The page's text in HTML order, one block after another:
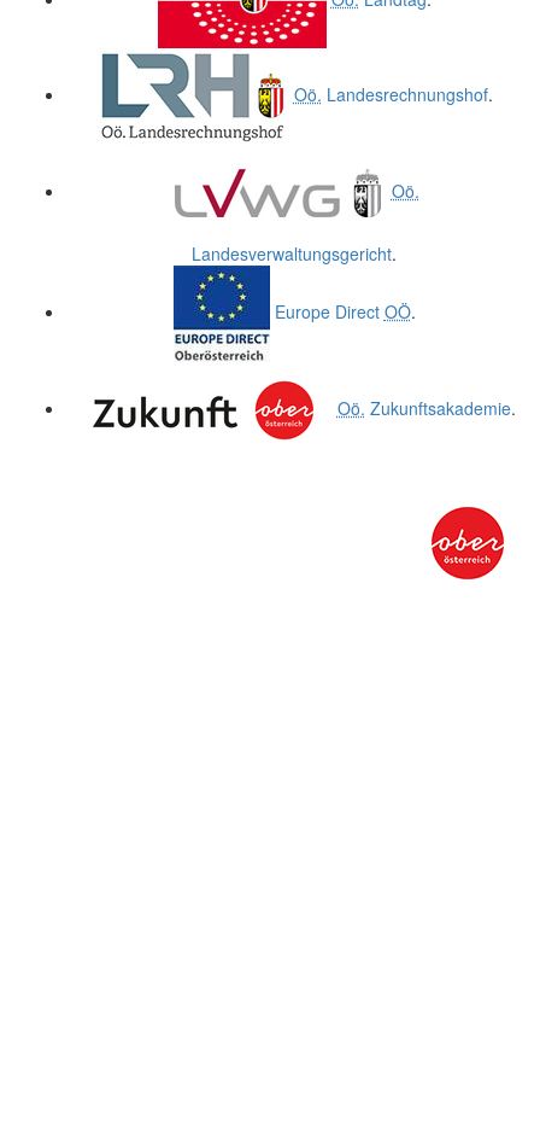
Oö. Landesrechnungshof.
Oö.
Landesverwaltungsgericht.
Europe Direct OÖ.
Oö. Zukunftsakademie.